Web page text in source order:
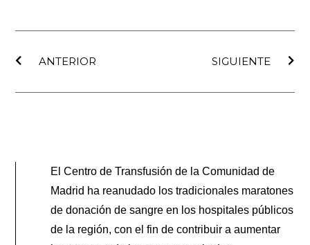
ANTERIOR
SIGUIENTE
El Centro de Transfusión de la Comunidad de
Madrid ha reanudado los tradicionales maratones
de donación de sangre en los hospitales públicos
de la región, con el fin de contribuir a aumentar